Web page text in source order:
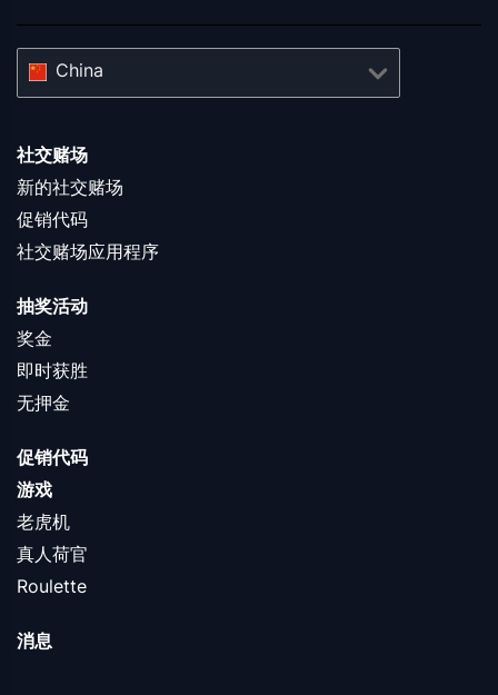
China
社交赌场
新的社交赌场
促销代码
社交赌场应用程序
抽奖活动
奖金
即时获胜
无押金
促销代码
游戏
老虎机
真人荷官
Roulette
消息